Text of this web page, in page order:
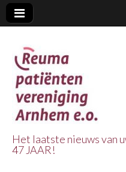
Het laatste nieuws van
47 JAAR!